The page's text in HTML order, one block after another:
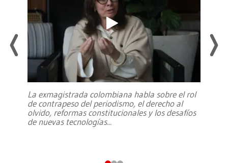
La exmagistrada colombiana habla sobre el rol
de contrapeso del periodismo, el derecho al
olvido, reformas constitucionales y los desafíos
de nuevas tecnologías...